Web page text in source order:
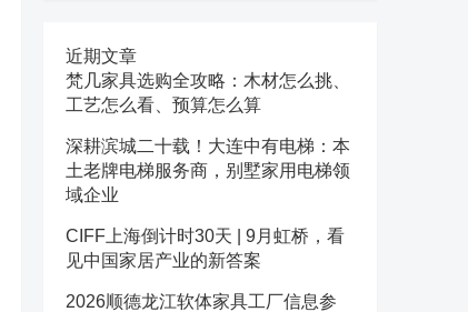
近期文章
梵几家具选购全攻略：木材怎么挑、
工艺怎么看、预算怎么算
深耕滨城二十载！大连中有电梯：本
土老牌电梯服务商，别墅家用电梯领
域企业
CIFF上海倒计时30天 | 9月虹桥，看
见中国家居产业的新答案
2026顺德龙江软体家具工厂信息参